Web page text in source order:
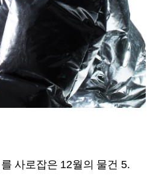
사로잡은 12월의 물건 5.